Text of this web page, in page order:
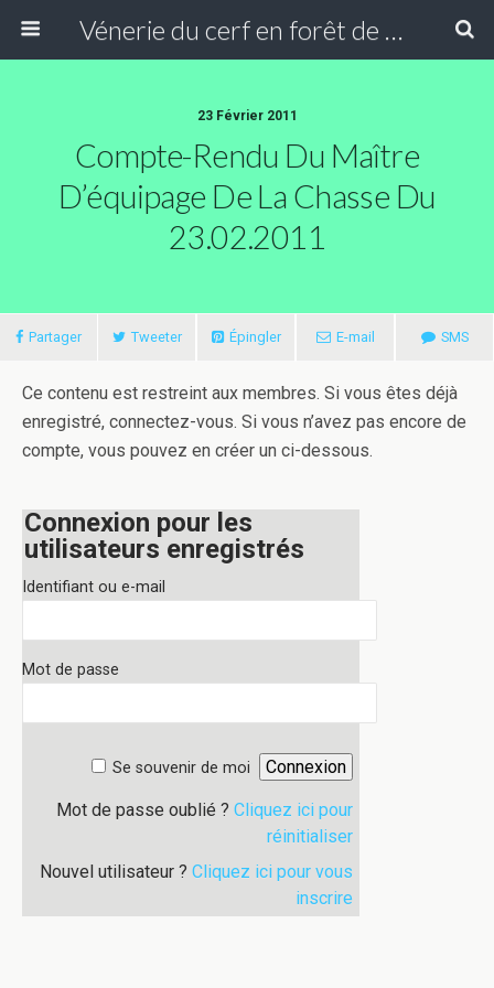
Vénerie du cerf en forêt de Compiègne
23 Février 2011
Compte-Rendu Du Maître
D’équipage De La Chasse Du
23.02.2011
Partager Tweeter Épingler E-mail SMS
Ce contenu est restreint aux membres. Si vous êtes déjà
enregistré, connectez-vous. Si vous n’avez pas encore de
compte, vous pouvez en créer un ci-dessous.
Connexion pour les
utilisateurs enregistrés
Identifiant ou e-mail
Mot de passe
Se souvenir de moi
Mot de passe oublié ? Cliquez ici pour
réinitialiser
Nouvel utilisateur ? Cliquez ici pour vous
inscrire